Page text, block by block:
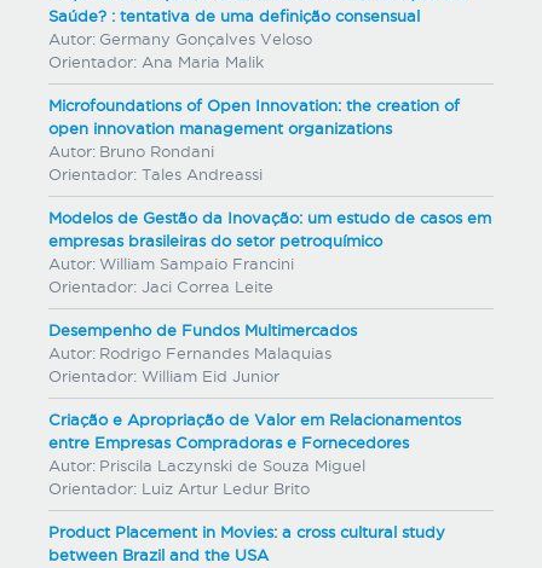
Saúde? : tentativa de uma definição consensual
Autor: Germany Gonçalves Veloso
Orientador: Ana Maria Malik
Microfoundations of Open Innovation: the creation of
open innovation management organizations
Autor: Bruno Rondani
Orientador: Tales Andreassi
Modelos de Gestão da Inovação: um estudo de casos em
empresas brasileiras do setor petroquímico
Autor: William Sampaio Francini
Orientador: Jaci Correa Leite
Desempenho de Fundos Multimercados
Autor: Rodrigo Fernandes Malaquias
Orientador: William Eid Junior
Criação e Apropriação de Valor em Relacionamentos
entre Empresas Compradoras e Fornecedores
Autor: Priscila Laczynski de Souza Miguel
Orientador: Luiz Artur Ledur Brito
Product Placement in Movies: a cross cultural study
between Brazil and the USA